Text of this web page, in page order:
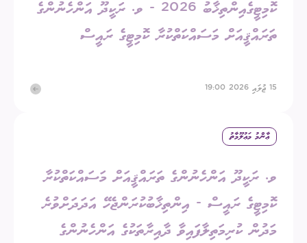
ކޮމިޓީގެއިންތިޚާބު 2026 - ވ. ރަކީދޫ އަންހެނުންގެ
ތަރައްޤީއަށް މަސައްކަތްކުރާ ކޮމިޓީގެ ރައީސް
15 ޖުލައި 2026 19:00
ޢާންމު މަޢުލޫމާތު
ވ. ރަކީދޫ އަންހެނުންގެ ތަރައްޤީއަށް މަސައްކަތްކުރާ
ކޮމިޓީގެ ރައީސް - އިންތިޚާބުކުރަންޖެހޭ އަދަދަށްވުރެ
މަދުން ކުރިމަތިލާފައިވާ ދާއިރާތަކުގެ އަންހެނުންގެ